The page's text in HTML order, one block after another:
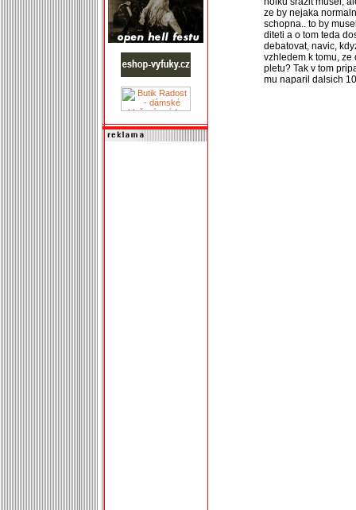
ze by nejaka
schopna.. to by
diteti a o tom teda
debatovat, navic,
vzhledem k tomu, ze
pletu? Tak v tom
mu naparil dalsich